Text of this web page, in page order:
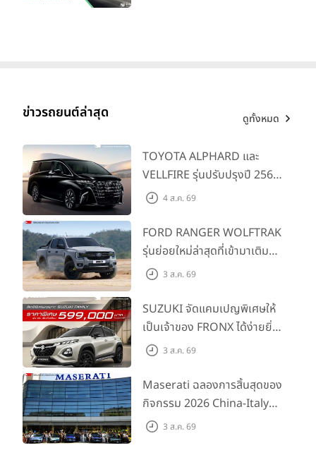
ข่าวรถยนต์ล่าสุด ดูทั้งหมด
TOYOTA ALPHARD และ
VELLFIRE รุ่นปรับปรุงปี 2569
พร้อมรุ่นย่อยใหม่ HEV
4 ส.ค. 69
FORD RANGER WOLFTRAK
รุ่นย่อยใหม่ล่าสุดที่เข้ามาเติม
เต็มไลน์อัป พร้อมตอบโจทย์ทุก
พร้อมลุย ด้วยราคาพิเศษเริ่ม
ต้นที่ 9.49 แสนบาท
3 ส.ค. 69
SUZUKI จัดแคมเปญพิเศษให้
เป็นเจ้าของ FRONX ได้ง่ายยิ่ง
ขึ้นสำหรับรุ่น GL ราคาพิเศษ
200 คัน พร้อมข้อเสนอสุดคุ้ม
3 ส.ค. 69
Maserati ฉลองการสิ้นสุดของ
กิจกรรม 2026 China-Italy
Grand Tour ณ สำนักงาน
3 ส.ค. 69